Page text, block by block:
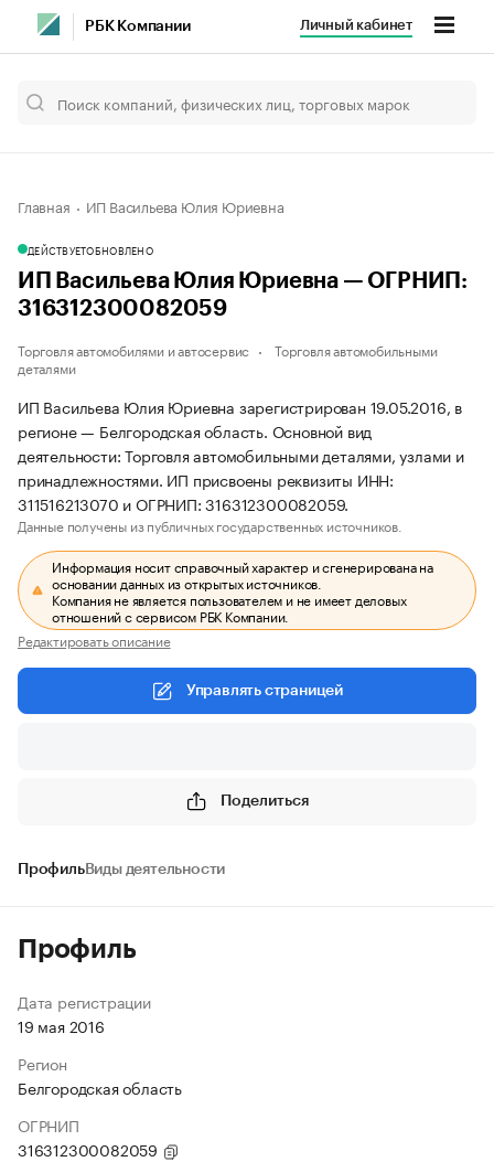
РБК Компании Личный кабинет
Главная ИП Васильева Юлия Юриевна
ДЕЙСТВУЕТОБНОВЛЕНО
ИП Васильева Юлия Юриевна — ОГРНИП:
316312300082059
Торговля автомобилями и автосервис
Торговля автомобильными
деталями
ИП Васильева Юлия Юриевна зарегистрирован 19.05.2016, в
регионе — Белгородская область. Основной вид
деятельности: Торговля автомобильными деталями, узлами и
принадлежностями. ИП присвоены реквизиты ИНН:
311516213070 и ОГРНИП: 316312300082059.
Данные получены из публичных государственных источников.
Информация носит справочный характер и сгенерирована на
основании данных из открытых источников.
Компания не является пользователем и не имеет деловых
отношений с сервисом РБК Компании.
Редактировать описание
Управлять страницей
Поделиться
ПрофильВиды деятельности
Профиль
Дата регистрации
19 мая 2016
Регион
Белгородская область
ОГРНИП
316312300082059